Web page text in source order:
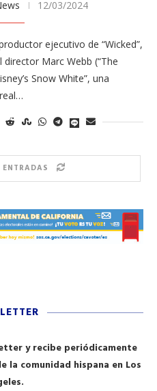
12/03/2024
ejecutivo de “Wicked”,
Marc Webb (“The
Snow White”, una
y recibe periódicamente
la comunidad hispana en Los